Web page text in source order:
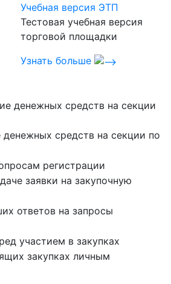
Учебная версия ЭТП
Тестовая учебная версия
торговой площадки
Узнать больше
денежных средств на секции
денежных средств на секции по
регистрации
заявки на закупочную
ответов на запросы
участием в закупках
закупках личным